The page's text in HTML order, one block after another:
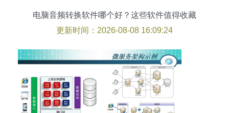
电脑音频转换软件哪个好？这些软件值得收藏
更新时间：2026-08-08 16:09:24